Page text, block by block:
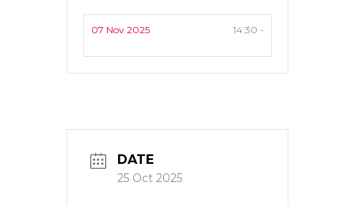
07 Nov 2025 14:30 -
DATE
25 Oct 2025